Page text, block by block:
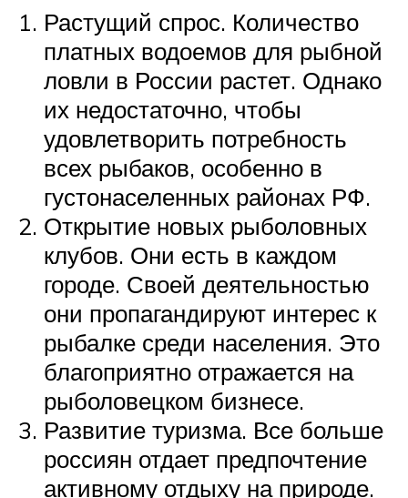
Растущий спрос. Количество
платных водоемов для рыбной
ловли в России растет. Однако
их недостаточно, чтобы
удовлетворить потребность
всех рыбаков, особенно в
густонаселенных районах РФ.
Открытие новых рыболовных
клубов. Они есть в каждом
городе. Своей деятельностью
они пропагандируют интерес к
рыбалке среди населения. Это
благоприятно отражается на
рыболовецком бизнесе.
Развитие туризма. Все больше
россиян отдает предпочтение
активному отдыху на природе.